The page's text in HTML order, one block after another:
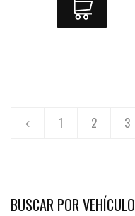
1 2 3
BUSCAR POR VEHÍCULO